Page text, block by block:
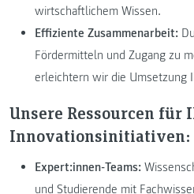
wirtschaftlichem Wissen.
Effiziente Zusammenarbeit:
Fördermitteln und Zugang zu
erleichtern wir die Umsetzung
Unsere Ressourcen für
Innovationsinitiativen:
Expert:innen-Teams:
und Studierende mit